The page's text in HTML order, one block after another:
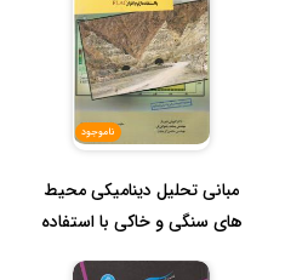
ناموجود
مبانی تحلیل دینامیکی محیط
های سنگی و خاکی با استفاده